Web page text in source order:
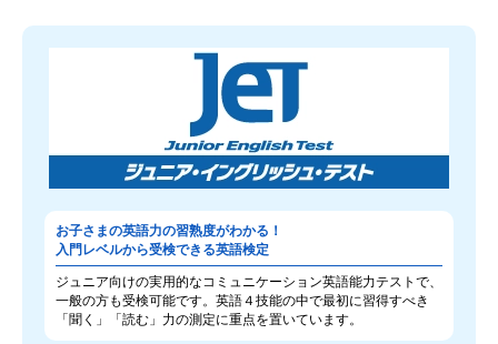
お子さまの英語力の習熟度がわかる！
入門レベルから受検できる英語検定
ジュニア向けの実用的なコミュニケーション英語能力テストで、
一般の方も受検可能です。英語４技能の中で最初に習得すべき
「聞く」「読む」力の測定に重点を置いています。